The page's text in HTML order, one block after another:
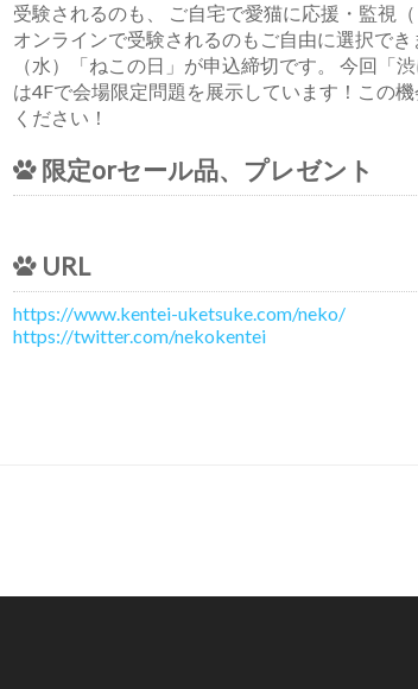
受験されるのも、 ご自宅で愛猫に応援・監視
オンラインで受験されるのもご自由に選択でき
（水）「ねこの日」が申込締切です。 今回「
は4Fで会場限定問題を展示しています！この
ください！
限定orセール品、プレゼント
URL
https://www.kentei-uketsuke.com/neko/
https://twitter.com/nekokentei